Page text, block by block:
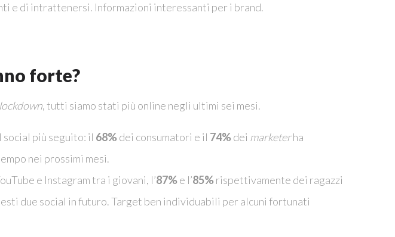
e di intrattenersi. Informazioni interessanti per i brand.
forte?
lockdown, tutti siamo stati più online negli ultimi sei mesi.
social più seguito: il 68%dei consumatori e il 74%dei marketerha
nei prossimi mesi.
e Instagram tra i giovani, l’87%e l’85%rispettivamente dei ragazzi
due social in futuro. Target ben individuabili per alcuni fortunati